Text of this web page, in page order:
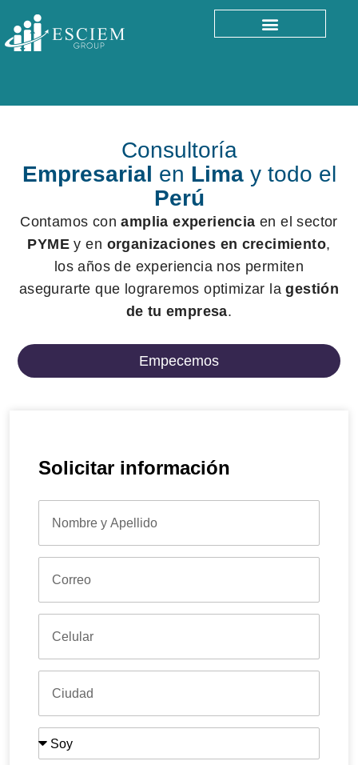
Consultoría
Empresarial en Limay todo el
Perú
Contamos conamplia experiencia en el sector
PYME y en organizaciones en crecimiento,
los años de experiencia nos permiten
asegurarte que lograremos optimizar lagestión
de tu empresa.
Empecemos
Solicitar información